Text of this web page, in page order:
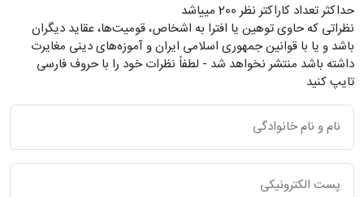
حداکثر تعداد کاراکتر نظر 200 ميياشد
نظراتی که حاوی توهین یا افترا به اشخاص، قومیت‌ها، عقاید دیگران
باشد و یا با قوانین جمهوری اسلامی ایران و آموزه‌های دینی مغایرت
داشته باشد منتشر نخواهد شد - لطفاً نظرات خود را با حروف فارسی
تایپ کنید